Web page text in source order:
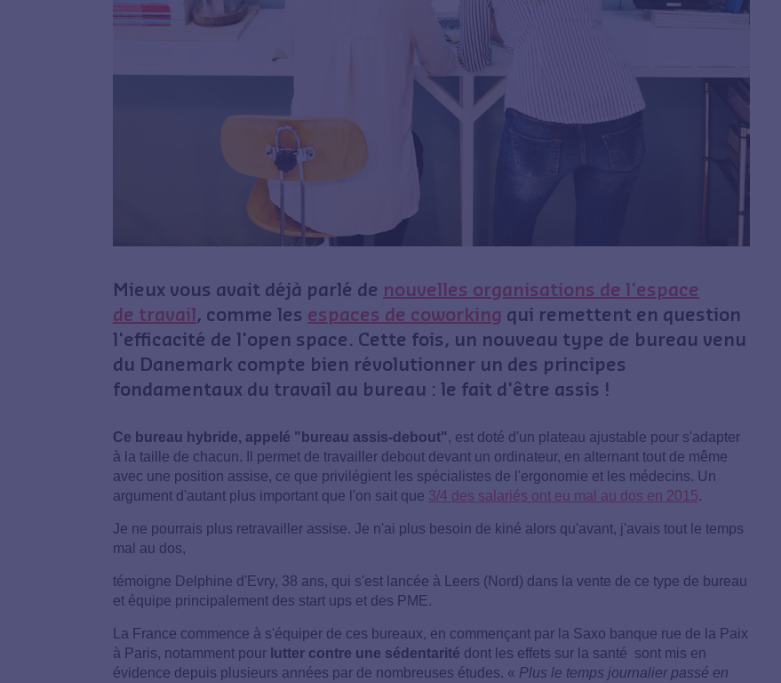
Mieux vous avait déjà parlé de nouvelles organisations de l'espace
de travail, comme les espaces de coworking qui remettent en question
l'efficacité de l'open space. Cette fois, un nouveau type de bureau venu
du Danemark compte bien révolutionner un des principes
fondamentaux du travail au bureau : le fait d'être assis !
Ce bureau hybride, appelé "bureau assis-debout" , est doté d'un plateau ajustable pour s'adapter
à la taille de chacun. Il permet de travailler debout devant un ordinateur, en alternant tout de même
avec une position assise, ce que privilégient les spécialistes de l'ergonomie et les médecins. Un
argument d'autant plus important que l'on sait que 3/4 des salariés ont eu mal au dos en 2015.
Je ne pourrais plus retravailler assise. Je n'ai plus besoin de kiné alors qu'avant, j'avais tout le temps
mal au dos,
témoigne Delphine d'Evry, 38 ans, qui s'est lancée à Leers (Nord) dans la vente de ce type de bureau
et équipe principalement des start ups et des PME.
La France commence à s'équiper de ces bureaux, en commençant par la Saxo banque rue de la Paix
à Paris, notamment pour lutter contre une sédentarité dont les effets sur la santé sont mis en
évidence depuis plusieurs années par de nombreuses études. « Plus le temps journalier passé en